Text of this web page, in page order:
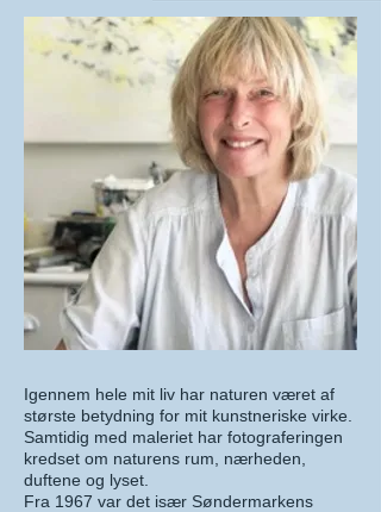
Igennem hele mit liv har naturen været af
største betydning for mit kunstneriske virke.
Samtidig med maleriet har fotograferingen
kredset om naturens rum, nærheden,
duftene og lyset.
Fra 1967 var det især Søndermarkens